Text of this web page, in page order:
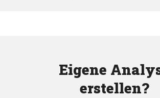
Eigene
erstellen?